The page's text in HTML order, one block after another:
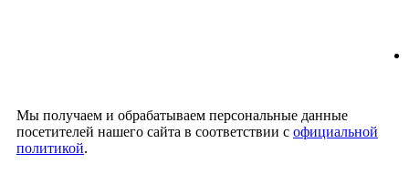
Мы получаем и обрабатываем персональные данные
посетителей нашего сайта в соответствии с официальной
политикой.